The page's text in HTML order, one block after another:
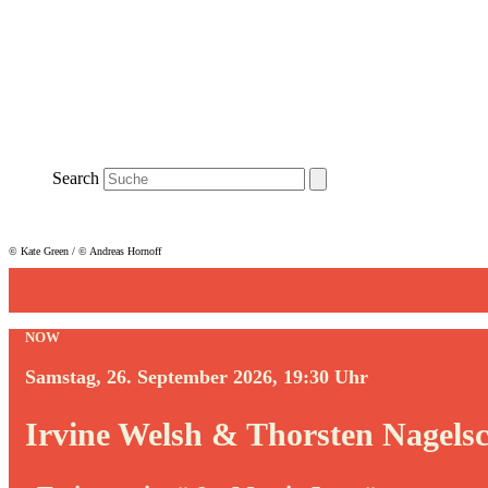
Search
© Kate Green / © Andreas Hornoff
NOW
Samstag, 26. September 2026, 19:30 Uhr
Irvine Welsh & Thorsten